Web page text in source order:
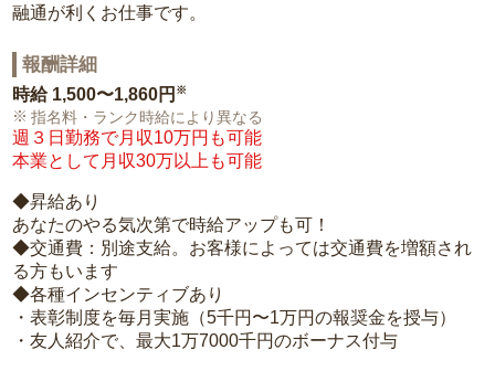
融通が利くお仕事です。
報酬詳細
時給 1,500〜1,860円 ※
指名料・ランク時給により異なる
週３日勤務で月収10万円も可能
本業として月収30万以上も可能
◆昇給あり
あなたのやる気次第で時給アップも可！
◆交通費：別途支給。お客様によっては交通費を増額され
る方もいます
◆各種インセンティブあり
・表彰制度を毎月実施（5千円〜1万円の報奨金を授与）
・友人紹介で、最大1万7000千円のボーナス付与